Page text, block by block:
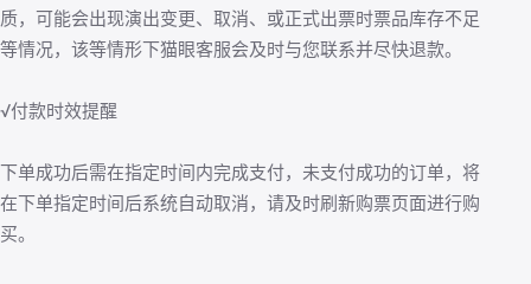
质，可能会出现演出变更、取消、或正式出票时票品库存不足
等情况，该等情形下猫眼客服会及时与您联系并尽快退款。
√付款时效提醒
下单成功后需在指定时间内完成支付，未支付成功的订单，将
在下单指定时间后系统自动取消，请及时刷新购票页面进行购
买。